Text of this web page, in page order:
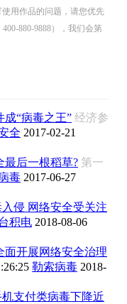
用作品的问题，请您优先
880-9888），我们会第
成“病毒之王” 经济参
全 2017-02-21
最后一根稻草? 第一
毒 2017-06-27
侵 网络安全受关注
积电 2018-08-06
面开展网络安全治理
勒索病毒 2018-
支付类病毒下降近